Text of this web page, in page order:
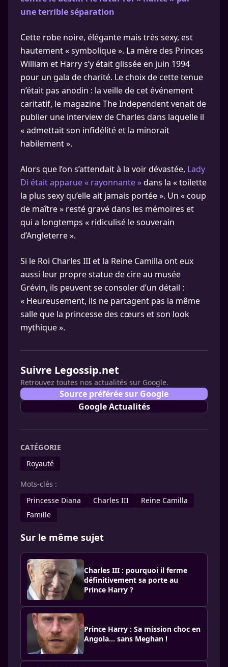
une terrible séparation
Cette robe noire, élégante mais très sexy, est
hautement « symbolique ». La mère des Princes
William et Harry s’y était glissée en juin 1994
pour un gala de charité. Le choix de cette tenue
n’était pas anodin : la veille de cet événement
caritatif, le magazine The Independent venait de
publier une interview de Charles dans laquelle il
« admettait son infidélité et la minorait
habilement ».
Alors que l’on s’attendait à la voir dévastée, Lady
Di était apparue « rayonnante »dans la « toilette
la plus sexy qu’elle ait jamais portée ». Un « coup
de maître » resté gravé dans les mémoires et
qui a longtemps « ridiculisé le souverain
d’Angleterre ».
Si le Roi Charles III et la Reine Camilla ont eux
aussi leur propre statue de cire au musée
Grévin, ils peuvent se consoler d’un détail :
« Heureusement, ils ne partagent pas la même
salle que la princesse des cœurs et son look
mythique ».
Suivre Legossip.net
Retrouvez toutes nos actualités sur Google.
Source préférée sur Google
Google Actualités
CATÉGORIE
Royauté
Mots-clés :
Princesse Diana
Charles III
Reine Camilla
Famille
Sur le même sujet
Charles III : pourquoi il ferme
définitivement sa porte au
Prince Harry ?
Prince Harry : Sa mission choc en
Angola... sans Meghan !